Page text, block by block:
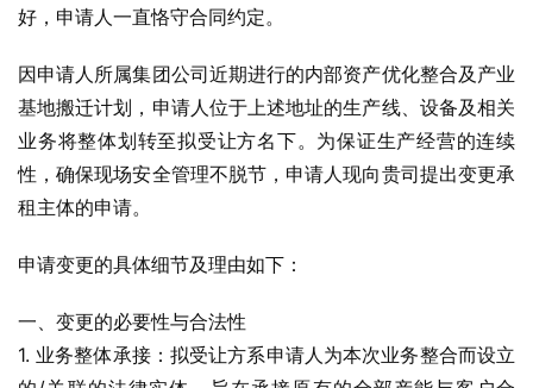
好，申请人一直恪守合同约定。
因申请人所属集团公司近期进行的内部资产优化整合及产业
基地搬迁计划，申请人位于上述地址的生产线、设备及相关
业务将整体划转至拟受让方名下。为保证生产经营的连续
性，确保现场安全管理不脱节，申请人现向贵司提出变更承
租主体的申请。
申请变更的具体细节及理由如下：
一、变更的必要性与合法性
1. 业务整体承接：拟受让方系申请人为本次业务整合而设立